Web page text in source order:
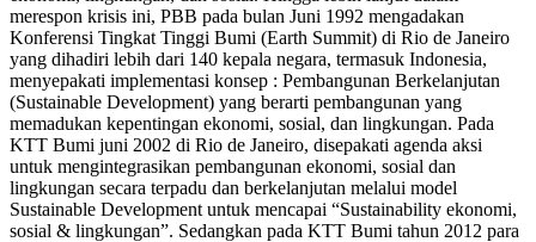
merespon krisis ini, PBB pada bulan Juni 1992 mengadakan
Konferensi Tingkat Tinggi Bumi (Earth Summit) di Rio de Janeiro
yang dihadiri lebih dari 140 kepala negara, termasuk Indonesia,
menyepakati implementasi konsep : Pembangunan Berkelanjutan
(Sustainable Development) yang berarti pembangunan yang
memadukan kepentingan ekonomi, sosial, dan lingkungan. Pada
KTT Bumi juni 2002 di Rio de Janeiro, disepakati agenda aksi
untuk mengintegrasikan pembangunan ekonomi, sosial dan
lingkungan secara terpadu dan berkelanjutan melalui model
Sustainable Development untuk mencapai “Sustainability ekonomi,
sosial & lingkungan”. Sedangkan pada KTT Bumi tahun 2012 para